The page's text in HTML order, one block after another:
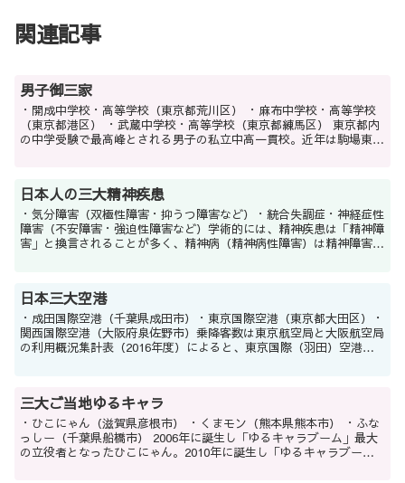
関連記事
男子御三家
・開成中学校・高等学校（東京都荒川区） ・麻布中学校・高等学校
（東京都港区） ・武蔵中学校・高等学校（東京都練馬区） 東京都内
の中学受験で最高峰とされる男子の私立中高一貫校。近年は駒場東邦
日本人の三大精神疾患
・気分障害（双極性障害・抑うつ障害など）・統合失調症・神経症性
障害（不安障害・強迫性障害など）学術的には、精神疾患は「精神障
害」と換言されることが多く、精神病（精神病性障害）は精神障害の
日本三大空港
・成田国際空港（千葉県成田市）・東京国際空港（東京都大田区）・
関西国際空港（大阪府泉佐野市）乗降客数は東京航空局と大阪航空局
の利用概況集計表（2016年度）によると、東京国際（羽田）空港が
三大ご当地ゆるキャラ
・ひこにゃん（滋賀県彦根市） ・くまモン（熊本県熊本市） ・ふな
っしー（千葉県船橋市） 2006年に誕生し「ゆるキャラブーム」最大
の立役者となったひこにゃん。2010年に誕生し「ゆるキャラブー